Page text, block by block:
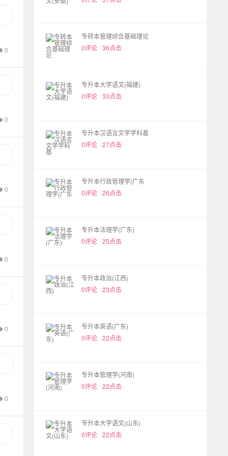
0
0
0
0
0
0
专转本管理综合基础理论
0评论 36点击
专升本大学语文(福建)
0评论 33点击
专升本汉语言文学学科基
0评论 27点击
专升本行政管理学(广东
0评论 26点击
专升本法理学(广东)
0评论 25点击
专升本政治(江西)
0评论 23点击
专升本英语(广东)
0评论 22点击
专升本管理学(河南)
0评论 22点击
专升本大学语文(山东)
0评论 22点击